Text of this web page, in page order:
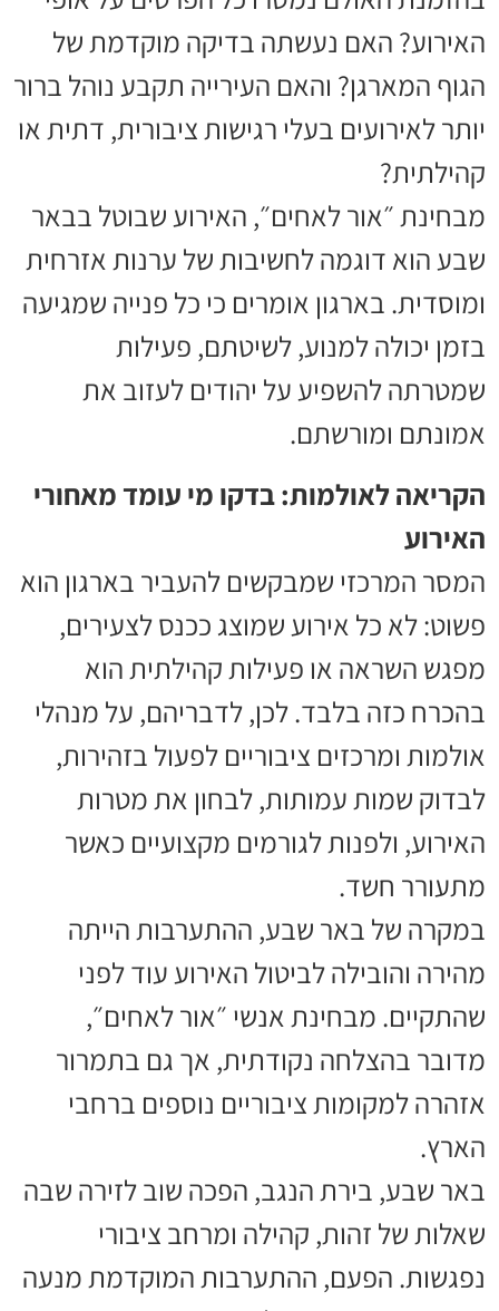
האירוע? האם נעשתה בדיקה מוקדמת של
הגוף המארגן? והאם העירייה תקבע נוהל ברור
יותר לאירועים בעלי רגישות ציבורית, דתית או
קהילתית?
מבחינת ״אור לאחים״, האירוע שבוטל בבאר
שבע הוא דוגמה לחשיבות של ערנות אזרחית
ומוסדית. בארגון אומרים כי כל פנייה שמגיעה
בזמן יכולה למנוע, לשיטתם, פעילות
שמטרתה להשפיע על יהודים לעזוב את
אמונתם ומורשתם.
הקריאה לאולמות: בדקו מי עומד מאחורי
האירוע
המסר המרכזי שמבקשים להעביר בארגון הוא
פשוט: לא כל אירוע שמוצג ככנס לצעירים,
מפגש השראה או פעילות קהילתית הוא
בהכרח כזה בלבד. לכן, לדבריהם, על מנהלי
אולמות ומרכזים ציבוריים לפעול בזהירות,
לבדוק שמות עמותות, לבחון את מטרות
האירוע, ולפנות לגורמים מקצועיים כאשר
מתעורר חשד.
במקרה של באר שבע, ההתערבות הייתה
מהירה והובילה לביטול האירוע עוד לפני
שהתקיים. מבחינת אנשי ״אור לאחים״,
מדובר בהצלחה נקודתית, אך גם בתמרור
אזהרה למקומות ציבוריים נוספים ברחבי
הארץ.
באר שבע, בירת הנגב, הפכה שוב לזירה שבה
שאלות של זהות, קהילה ומרחב ציבורי
נפגשות. הפעם, ההתערבות המוקדמת מנעה